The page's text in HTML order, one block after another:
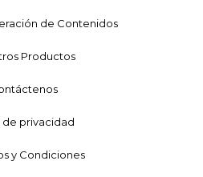
de Contenidos
Productos
de privacidad
y Condiciones